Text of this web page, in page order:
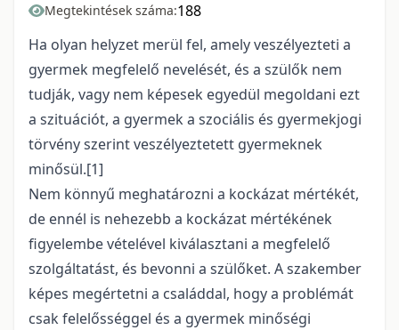
Megtekintések száma:188
Ha olyan helyzet merül fel, amely veszélyezteti a
gyermek megfelelő nevelését, és a szülők nem
tudják, vagy nem képesek egyedül megoldani ezt
a szituációt, a gyermek a szociális és gyermekjogi
törvény szerint veszélyeztetett gyermeknek
minősül.[1]
Nem könnyű meghatározni a kockázat mértékét,
de ennél is nehezebb a kockázat mértékének
figyelembe vételével kiválasztani a megfelelő
szolgáltatást, és bevonni a szülőket. A szakember
képes megértetni a családdal, hogy a problémát
csak felelősséggel és a gyermek minőségi